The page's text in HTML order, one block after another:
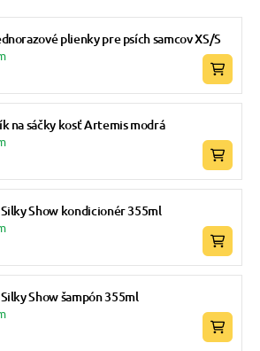
plienky pre psích samcov XS/S
na sáčky kosť Artemis modrá
Show kondicionér 355ml
Show šampón 355ml